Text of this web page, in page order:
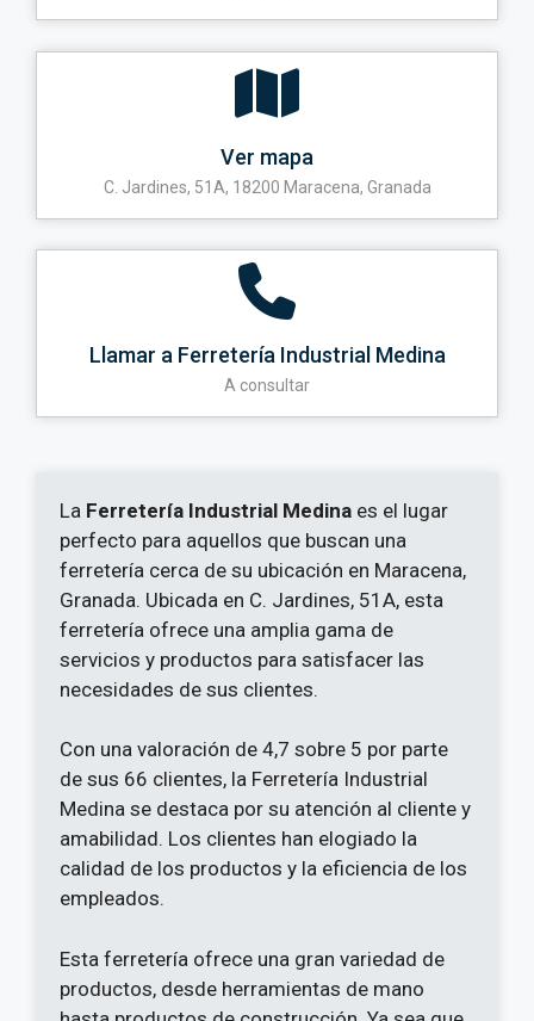
Ver mapa
C. Jardines, 51A, 18200 Maracena, Granada
Llamar a Ferretería Industrial Medina
A consultar
La Ferretería Industrial Medina es el lugar
perfecto para aquellos que buscan una
ferretería cerca de su ubicación en Maracena,
Granada. Ubicada en C. Jardines, 51A, esta
ferretería ofrece una amplia gama de
servicios y productos para satisfacer las
necesidades de sus clientes.
Con una valoración de 4,7 sobre 5 por parte
de sus 66 clientes, la Ferretería Industrial
Medina se destaca por su atención al cliente y
amabilidad. Los clientes han elogiado la
calidad de los productos y la eficiencia de los
empleados.
Esta ferretería ofrece una gran variedad de
productos, desde herramientas de mano